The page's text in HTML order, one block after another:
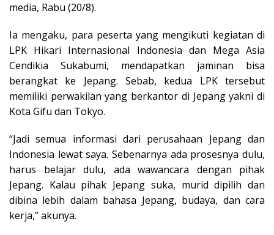
media, Rabu (20/8).
Ia mengaku, para peserta yang mengikuti kegiatan di
LPK Hikari Internasional Indonesia dan Mega Asia
Cendikia Sukabumi, mendapatkan jaminan bisa
berangkat ke Jepang. Sebab, kedua LPK tersebut
memiliki perwakilan yang berkantor di Jepang yakni di
Kota Gifu dan Tokyo.
“Jadi semua informasi dari perusahaan Jepang dan
Indonesia lewat saya. Sebenarnya ada prosesnya dulu,
harus belajar dulu, ada wawancara dengan pihak
Jepang. Kalau pihak Jepang suka, murid dipilih dan
dibina lebih dalam bahasa Jepang, budaya, dan cara
kerja,” akunya.